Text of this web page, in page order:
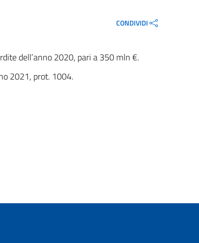
CONDIVIDI
dell’anno 2020, pari a 350 mln €.
2021, prot. 1004.